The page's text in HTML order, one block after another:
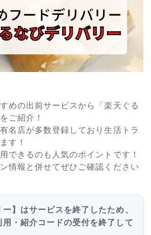
めの出前サービスから「楽天ぐる
ご紹介！
名店が多数登録しており生活トラ
す！
できるのも人気のポイントです！
情報と併せてぜひご確認ください
ー】はサービスを終了したため、
・紹介コードの受付を終了して